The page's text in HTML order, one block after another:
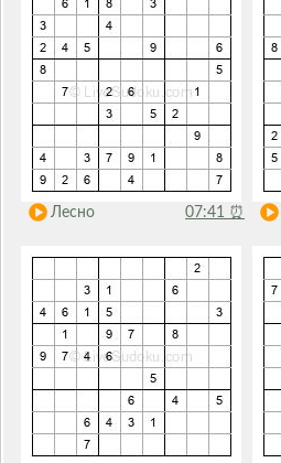
Лесно 07:41 ⏰